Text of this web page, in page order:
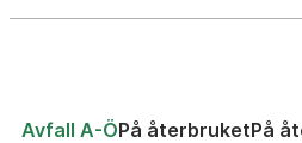
Avfall A-ÖPå återbruketPå